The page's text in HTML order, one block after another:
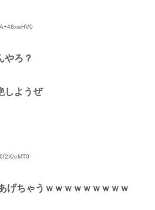
やろ？
しようぜ
eMT0
げちゃうｗｗｗｗｗｗｗｗｗ